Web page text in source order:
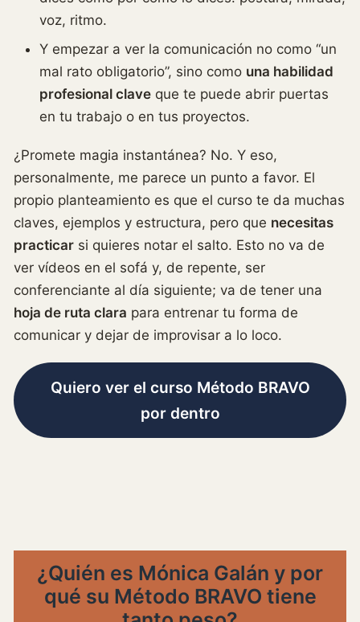
voz, ritmo.
Y empezar a ver la comunicación no como “un
mal rato obligatorio”, sino como una habilidad
profesional clave que te puede abrir puertas
en tu trabajo o en tus proyectos.
¿Promete magia instantánea? No. Y eso,
personalmente, me parece un punto a favor. El
propio planteamiento es que el curso te da muchas
claves, ejemplos y estructura, pero que necesitas
practicar si quieres notar el salto. Esto no va de
ver vídeos en el sofá y, de repente, ser
conferenciante al día siguiente; va de tener una
hoja de ruta clara para entrenar tu forma de
comunicar y dejar de improvisar a lo loco.
Quiero ver el curso Método BRAVO
por dentro
¿Quién es Mónica Galán y por
qué su Método BRAVO tiene